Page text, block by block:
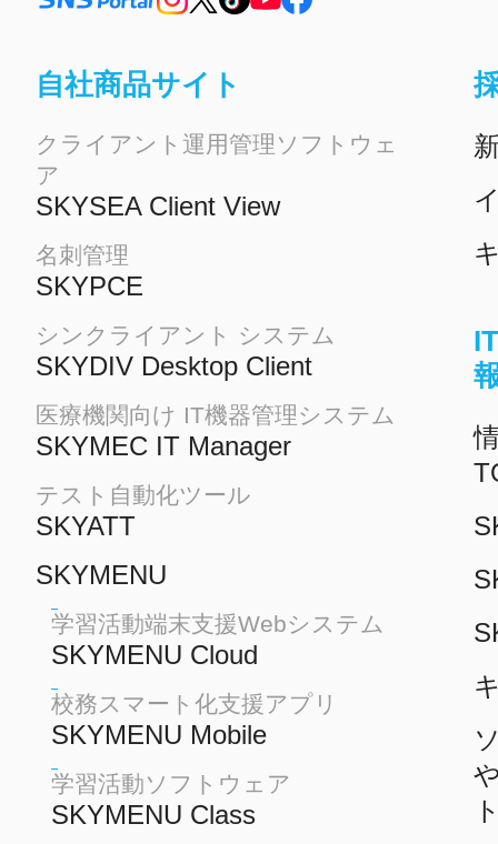
自社商品サイト
クライアント運用管理ソフトウェ
ア
SKYSEA Client View
名刺管理
SKYPCE
シンクライアント システム
SKYDIV Desktop Client
医療機関向け IT機器管理システム
SKYMEC IT Manager
テスト自動化ツール
SKYATT
SKYMENU
学習活動端末支援Webシステム
SKYMENU Cloud
校務スマート化支援アプリ
SKYMENU Mobile
学習活動ソフトウェア
SKYMENU Class